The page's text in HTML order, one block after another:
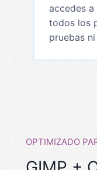
accedes
todos los
pruebas
OPTIMIZADO